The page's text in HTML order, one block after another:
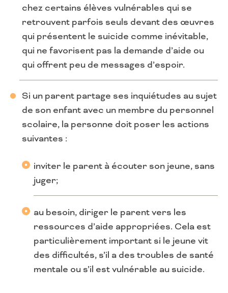
chez certains élèves vulnérables qui se
retrouvent parfois seuls devant des œuvres
qui présentent le suicide comme inévitable,
qui ne favorisent pas la demande d’aide ou
qui offrent peu de messages d’espoir.
Si un parent partage ses inquiétudes au sujet
de son enfant avec un membre du personnel
scolaire, la personne doit poser les actions
suivantes :
inviter le parent à écouter son jeune, sans
juger;
au besoin, diriger le parent vers les
ressources d’aide appropriées. Cela est
particulièrement important si le jeune vit
des difficultés, s’il a des troubles de santé
mentale ou s’il est vulnérable au suicide.